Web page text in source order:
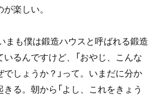
楽しい。
まも僕は鍛造ハウスと呼ばれる鍛造
るんですけど、「おやじ、こんな
しょうか？」って。いまだに分か
る。朝から「よし、これをきょう